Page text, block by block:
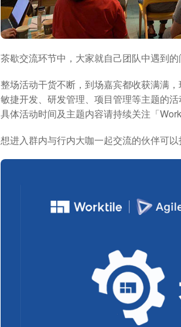
茶歇交流环节中，大家就自己团队中遇到
整场活动干货不断，到场嘉宾都收获满满
敏捷开发、研发管理、项目管理等主题的
具体活动时间及主题内容请持续关注「
想进入群内与行内大咖一起交流的伙伴可